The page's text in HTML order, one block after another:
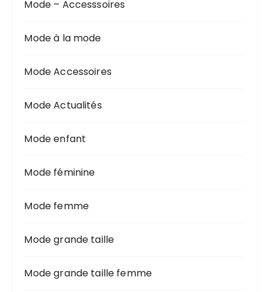
Mode – Accesssoires
Mode à la mode
Mode Accessoires
Mode Actualités
Mode enfant
Mode féminine
Mode femme
Mode grande taille
Mode grande taille femme